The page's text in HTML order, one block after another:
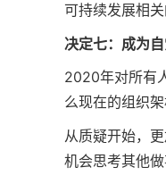
可持续发展相关
决定七：成为
2020年对所有
么现在的组织
从质疑开始，
机会思考其他